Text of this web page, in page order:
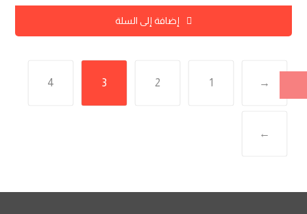
إضافة إلى السلة
→
1
2
3
4
←